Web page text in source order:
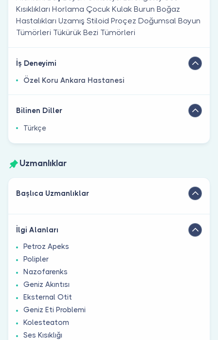
Kısıklıkları Horlama Çocuk Kulak Burun Boğaz
Hastalıkları Uzamış Stiloid Proçez Doğumsal Boyun
Tümörleri Tükürük Bezi Tümörleri
İş Deneyimi
Özel Koru Ankara Hastanesi
Bilinen Diller
Türkçe
Uzmanlıklar
Başlıca Uzmanlıklar
İlgi Alanları
Petroz Apeks
Polipler
Nazofarenks
Geniz Akıntısı
Eksternal Otit
Geniz Eti Problemi
Kolesteatom
Ses Kısıklığı